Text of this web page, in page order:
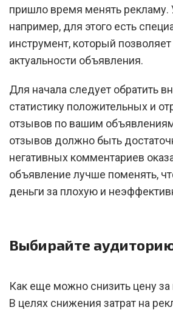
пришло время менять рекламу.
например, для этого есть
инструмент, который
актуальности объявления.
Для начала следует обратить
статистику положительных и
отзывов по вашим
отзывов должно быть
негативных комментариев
объявление лучше поменять,
деньги за плохую и
Выбирайте
Как еще можно снизить цену за
В целях снижения затрат на